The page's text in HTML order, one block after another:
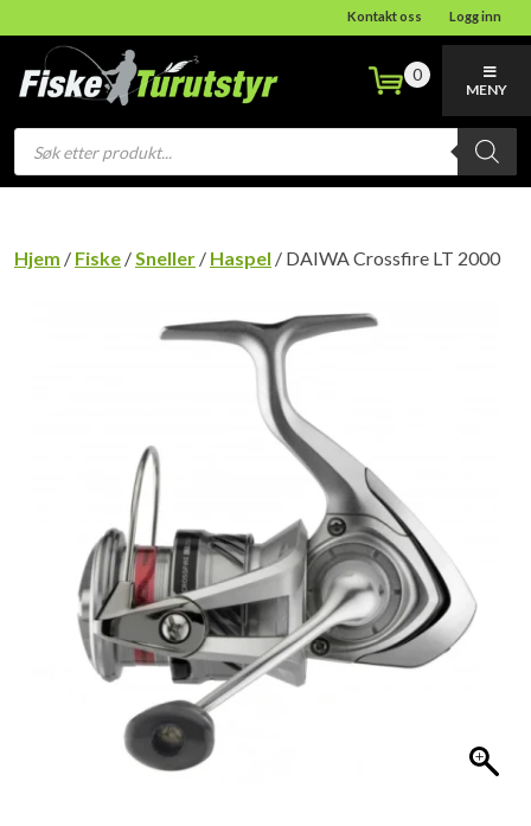
Kontakt oss Logg inn
Products
search
0
MENY
Hjem / Fiske /Sneller / Haspel / DAIWA Crossfire LT 2000